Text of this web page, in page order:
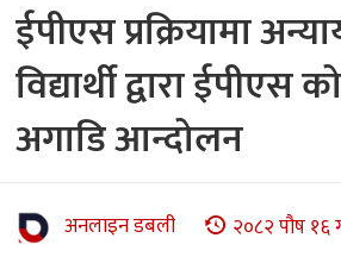
ईपीएस प्रक्रियामा
विद्यार्थी द्वारा ईपीएस
अगाडि आन्दोलन
अनलाइन डबली २०८२ पौष